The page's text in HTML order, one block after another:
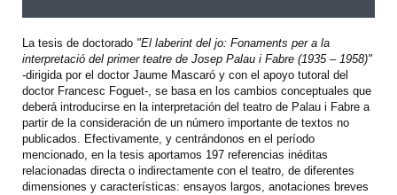
La tesis de doctorado "El laberint del jo: Fonaments per a la
interpretació del primer teatre de Josep Palau i Fabre (1935 – 1958)"
-dirigida por el doctor Jaume Mascaró y con el apoyo tutoral del
doctor Francesc Foguet-, se basa en los cambios conceptuales que
deberá introducirse en la interpretación del teatro de Palau i Fabre a
partir de la consideración de un número importante de textos no
publicados. Efectivamente, y centrándonos en el período
mencionado, en la tesis aportamos 197 referencias inéditas
relacionadas directa o indirectamente con el teatro, de diferentes
dimensiones y características: ensayos largos, anotaciones breves